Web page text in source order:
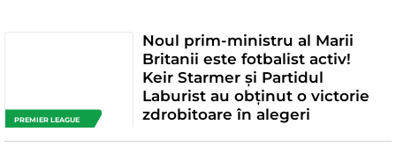
PREMIER LEAGUE
Noul prim-ministru al Marii
Britanii este fotbalist activ!
Keir Starmer și Partidul
Laburist au obținut o victorie
zdrobitoare în alegeri